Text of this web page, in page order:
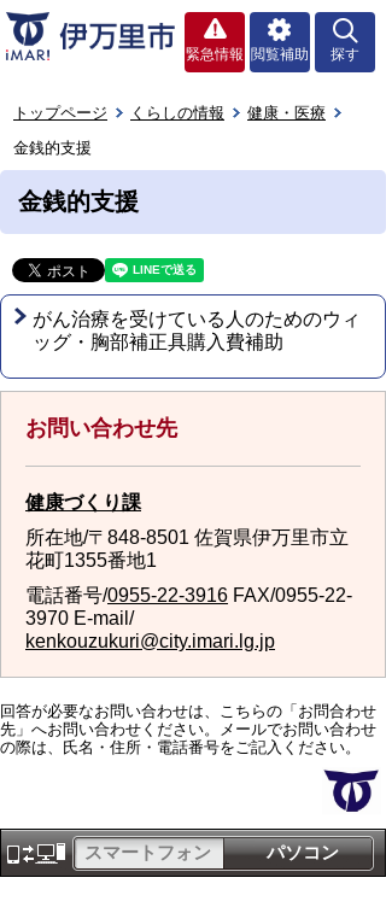
緊急情報 閲覧補助 探す
トップページ くらしの情報
健康・医療
金銭的支援
金銭的支援
がん治療を受けている人のためのウィ
ッグ・胸部補正具購入費補助
お問い合わせ先
健康づくり課
所在地/〒848-8501 佐賀県伊万里市立
花町1355番地1
電話番号/0955-22-3916 FAX/0955-22-
3970 E-mail/
kenkouzukuri@city.imari.lg.jp
回答が必要なお問い合わせは、こちらの「お問合わせ
先」へお問い合わせください。メールでお問い合わせ
の際は、氏名・住所・電話番号をご記入ください。
パソコン
スマートフォン